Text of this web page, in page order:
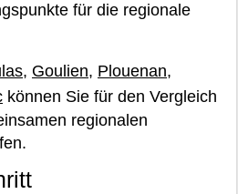
für die regionale
, Goulien, Plouenan,
können Sie für den Vergleich
regionalen